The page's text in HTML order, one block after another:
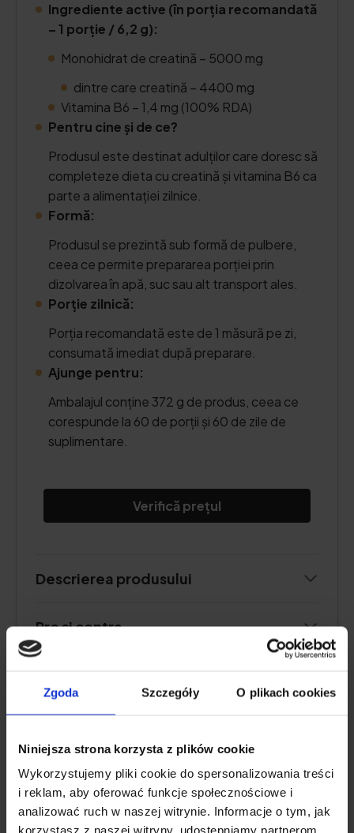
Zgoda Szczegóły O plikach cookies
Niniejsza strona korzysta z plików cookie
Wykorzystujemy pliki cookie do spersonalizowania treści
i reklam, aby oferować funkcje społecznościowe i
analizować ruch w naszej witrynie. Informacje o tym, jak
korzystasz z naszej witryny, udostępniamy partnerom
Ingrediente active (în porția recomandată
– 1 porție / 6,2 g):
Monohidrat de creatină – 5000 mg
dintre care creatină – 4400 mg
Vitamina B6 – 1,4 mg (100% RDA)
Pentru cine și de ce?
Produsul este destinat adulților care doresc să
completeze dieta cu creatină și vitamina B6 ca
parte a alimentației zilnice.
Formă:
Produsul se prezintă sub formă de pulbere,
ceea ce permite prepararea porției prin
dizolvarea în apă, suc sau alt transport ales.
Porție zilnică:
Porția recomandată este de 1 măsură pe zi,
consumată imediat după preparare.
Ajunge pentru:
Ambalajul conține 372 g de produs, ceea ce
corespunde la 60 de porții și 60 de zile de
suplimentare.
Verifică prețul
Descrierea produsului
Pro și contra
PREMIUM PROTEIN – 9 ACTIVE INGREDIENTS
Natu.Care Slim Protein, Pistachio -
Body Shaping
5.0